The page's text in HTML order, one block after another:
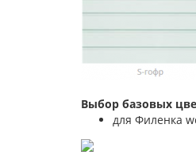
Выбор базовых
для Филенка